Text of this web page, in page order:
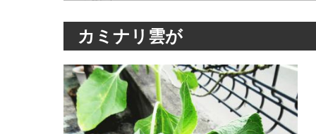
カミナリ雲が